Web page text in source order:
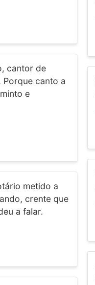
cantor de
canto a
e
metido a
crente que
a falar.